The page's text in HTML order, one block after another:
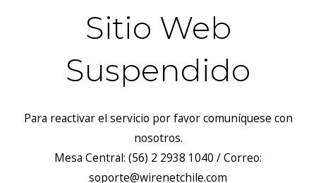
Sitio Web
Suspendido
Para reactivar el servicio por favor comuníquese con
nosotros.
Mesa Central: (56) 2 2938 1040 / Correo:
soporte@wirenetchile.com